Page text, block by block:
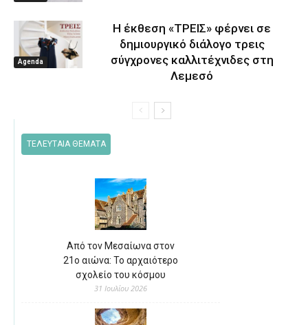
Agenda
Η έκθεση «ΤΡΕΙΣ» φέρνει σε
δημιουργικό διάλογο τρεις
σύγχρονες καλλιτέχνιδες στη
Λεμεσό
ΤΕΛΕΥΤΑΙΑ ΘΕΜΑΤΑ
Από τον Μεσαίωνα στον
21ο αιώνα: Το αρχαιότερο
σχολείο του κόσμου
31 Ιουλίου 2026